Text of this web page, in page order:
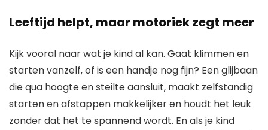
Leeftijd helpt, maar motoriek zegt meer
Kijk vooral naar wat je kind al kan. Gaat klimmen en
starten vanzelf, of is een handje nog fijn? Een glijbaan
die qua hoogte en steilte aansluit, maakt zelfstandig
starten en afstappen makkelijker en houdt het leuk
zonder dat het te spannend wordt. En als je kind